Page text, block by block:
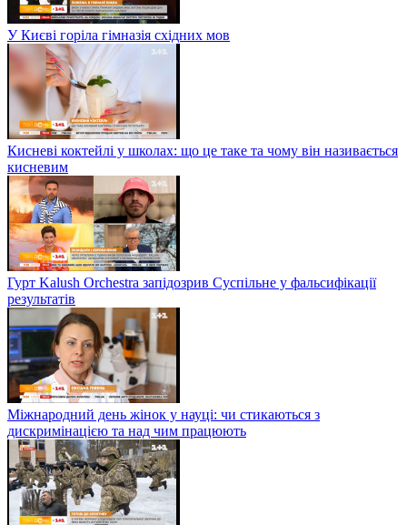
У Києві горіла гімназія східних мов
Кисневі коктейлі у школах: що це таке та чому він називається
кисневим
Гурт Kalush Orchestra запідозрив Суспільне у фальсифікації
результатів
Міжнародний день жінок у науці: чи стикаються з
дискримінацією та над чим працюють